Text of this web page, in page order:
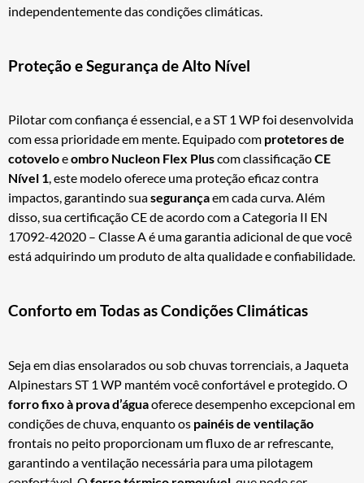
independentemente das condições climáticas.
Proteção e Segurança de Alto Nível
Pilotar com confiança é essencial, e a ST 1 WP foi desenvolvida
com essa prioridade em mente. Equipado com protetores de
cotoveloeombro Nucleon Flex Pluscom classificaçãoCE
Nível 1, este modelo oferece uma proteção eficaz contra
impactos, garantindo suasegurançaem cada curva. Além
disso, sua certificação CE de acordo com a Categoria II EN
17092-42020 – Classe A é uma garantia adicional de que você
está adquirindo um produto de alta qualidade e confiabilidade.
Conforto em Todas as Condições Climáticas
Seja em dias ensolarados ou sob chuvas torrenciais, a Jaqueta
Alpinestars ST 1 WP mantém você confortável e protegido. O
forro fixo à prova d’águaoferece desempenho excepcional em
condições de chuva, enquanto os painéis de ventilação
frontais no peito proporcionam um fluxo de ar refrescante,
garantindo a ventilação necessária para uma pilotagem